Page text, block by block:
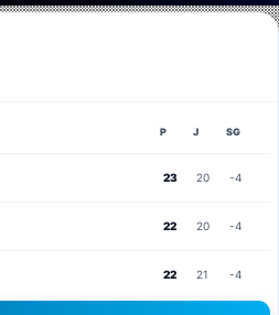
P J SG
23 20 -4
22 20 -4
22 21 -4